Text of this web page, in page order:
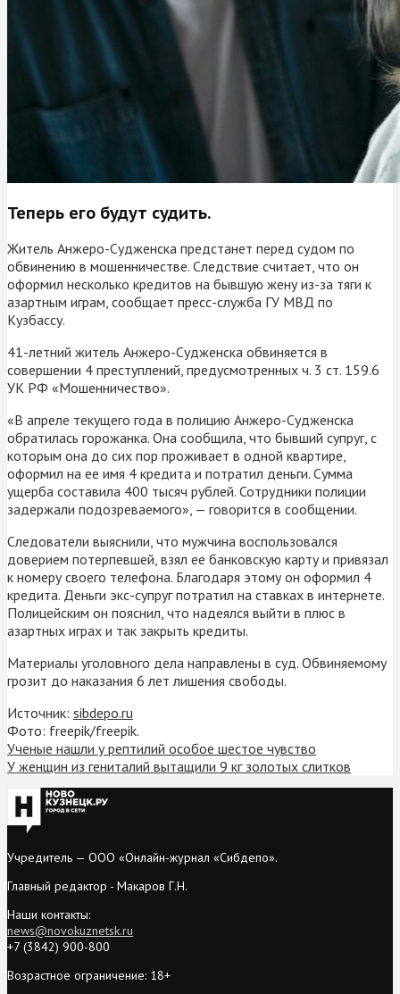
Теперь его будут судить.
Житель Анжеро-Судженска предстанет перед судом по
обвинению в мошенничестве. Следствие считает, что он
оформил несколько кредитов на бывшую жену из-за тяги к
азартным играм, сообщает пресс-служба ГУ МВД по
Кузбассу.
41-летний житель Анжеро-Судженска обвиняется в
совершении 4 преступлений, предусмотренных ч. 3 ст. 159.6
УК РФ «Мошенничество».
«В апреле текущего года в полицию Анжеро-Судженска
обратилась горожанка. Она сообщила, что бывший супруг, с
которым она до сих пор проживает в одной квартире,
оформил на ее имя 4 кредита и потратил деньги. Сумма
ущерба составила 400 тысяч рублей. Сотрудники полиции
задержали подозреваемого», — говорится в сообщении.
Следователи выяснили, что мужчина воспользовался
доверием потерпевшей, взял ее банковскую карту и привязал
к номеру своего телефона. Благодаря этому он оформил 4
кредита. Деньги экс-супруг потратил на ставках в интернете.
Полицейским он пояснил, что надеялся выйти в плюс в
азартных играх и так закрыть кредиты.
Материалы уголовного дела направлены в суд. Обвиняемому
грозит до наказания 6 лет лишения свободы.
Источник: sibdepo.ru
Фото: freepik/freepik.
Ученые нашли у рептилий особое шестое чувство
У женщин из гениталий вытащили 9 кг золотых слитков
Учредитель — ООО «Онлайн-журнал «Сибдепо».
Главный редактор - Макаров Г.Н.
Наши контакты:
news@novokuznetsk.ru
+7 (3842) 900-800
Возрастное ограничение: 18+